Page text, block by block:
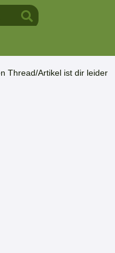
Thread/Artikel ist dir leider